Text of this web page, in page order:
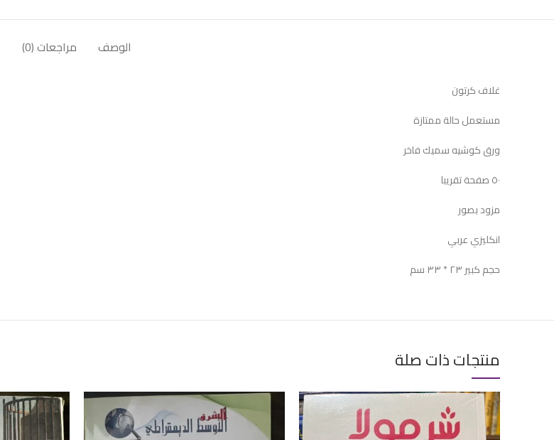
الوصف مراجعات (0)
غلاف كرتون
مستعمل حالة ممتازة
ورق كوشيه سميك فاخر
٥٠ صفحة تقريبا
مزود بصور
انكليزي عربي
حجم كبير ٢٣ * ٣٣ سم
منتجات ذات صلة